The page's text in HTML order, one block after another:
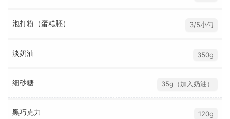
泡打粉（蛋糕胚） 3/5小勺
淡奶油 350g
细砂糖 35g（加入奶油）
黑巧克力 120g